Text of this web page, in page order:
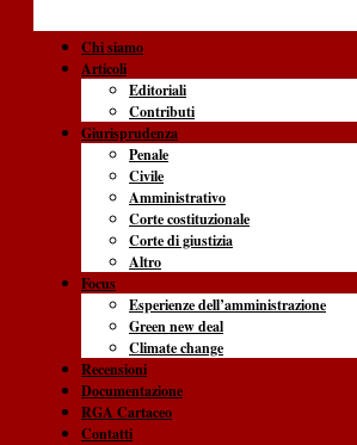
Chi siamo
Articoli
Editoriali
Contributi
Giurisprudenza
Penale
Civile
Amministrativo
Corte costituzionale
Corte di giustizia
Altro
Focus
Esperienze dell’amministrazione
Green new deal
Climate change
Recensioni
Documentazione
RGA Cartaceo
Contatti